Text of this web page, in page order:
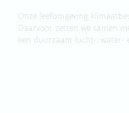
Onze leefomgeving
Daarvoor zetten we samen
een duurzaam lucht-, water-